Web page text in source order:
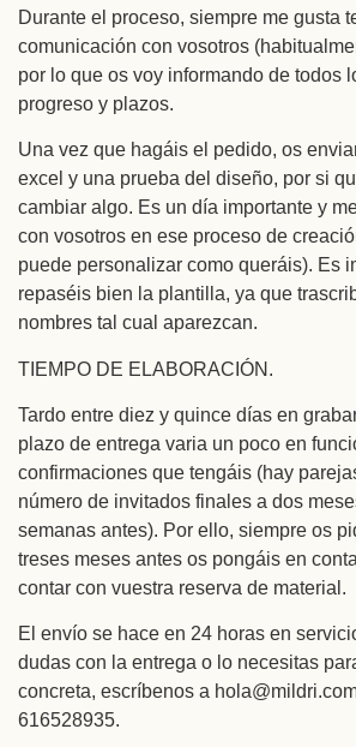
Durante el proceso, siempre me gusta
comunicación con vosotros
por lo que os voy informando de todos
progreso y plazos.
Una vez que hagáis el pedido, os
excel y una prueba del diseño, por si
cambiar algo. Es un día importante y
con vosotros en ese proceso de
puede personalizar como queráis). Es
repaséis bien la plantilla, ya que
nombres tal cual aparezcan.
TIEMPO DE ELABORACIÓN.
Tardo entre diez y quince días en
plazo de entrega varia un poco en
confirmaciones que tengáis (hay
número de invitados finales a dos
semanas antes). Por ello, siempre os
treses meses antes os pongáis en
contar con vuestra reserva de material.
El envío se hace en 24 horas en
dudas con la entrega o lo necesitas
concreta, escríbenos a
616528935.